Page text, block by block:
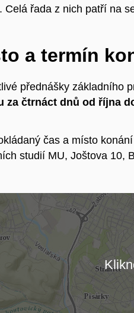
. Celá řada z nich patří na
a termín
přednášky základního
za čtrnáct dnů od října
čas a místo
studií MU, Joštova 10,